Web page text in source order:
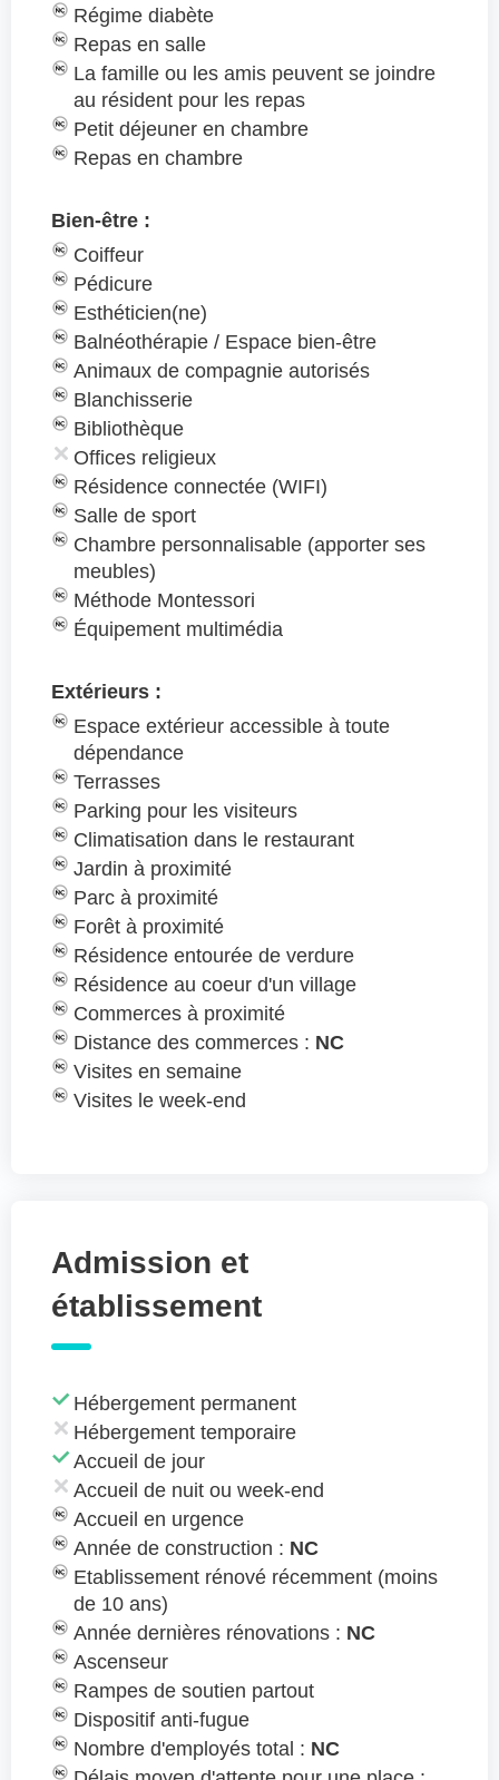
Régime diabète
Repas en salle
La famille ou les amis peuvent se joindre
au résident pour les repas
Petit déjeuner en chambre
Repas en chambre
Bien-être :
Coiffeur
Pédicure
Esthéticien(ne)
Balnéothérapie / Espace bien-être
Animaux de compagnie autorisés
Blanchisserie
Bibliothèque
Offices religieux
Résidence connectée (WIFI)
Salle de sport
Chambre personnalisable (apporter ses
meubles)
Méthode Montessori
Équipement multimédia
Extérieurs :
Espace extérieur accessible à toute
dépendance
Terrasses
Parking pour les visiteurs
Climatisation dans le restaurant
Jardin à proximité
Parc à proximité
Forêt à proximité
Résidence entourée de verdure
Résidence au coeur d'un village
Commerces à proximité
Distance des commerces : NC
Visites en semaine
Visites le week-end
Admission et
établissement
Hébergement permanent
Hébergement temporaire
Accueil de jour
Accueil de nuit ou week-end
Accueil en urgence
Année de construction : NC
Etablissement rénové récemment (moins
de 10 ans)
Année dernières rénovations : NC
Ascenseur
Rampes de soutien partout
Dispositif anti-fugue
Nombre d'employés total : NC